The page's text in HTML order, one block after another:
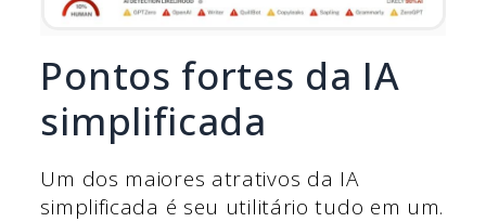
Pontos fortes da IA
simplificada
Um dos maiores atrativos da IA
simplificada é seu utilitário tudo em um.